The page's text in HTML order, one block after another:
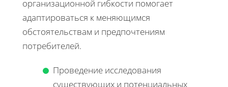
организационной гибкости помогает
адаптироваться к меняющимся
обстоятельствам и предпочтениям
потребителей.
Проведение исследования
существующих и потенциальных